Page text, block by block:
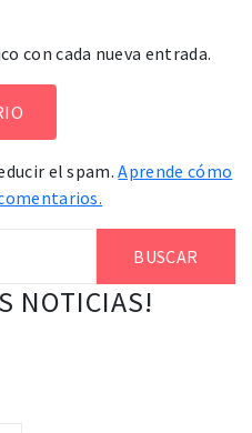
con cada nueva entrada.
el spam.Aprende cómo
NOTICIAS!